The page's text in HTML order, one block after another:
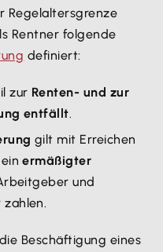
Regelaltersgrenze
Rentner folgende
definiert:
zur Renten- und zur
entfällt.
gilt mit Erreichen
einermäßigter
und
Beschäftigung eines